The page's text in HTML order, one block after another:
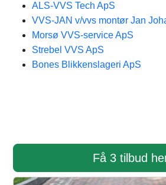
ALS-VVS Tech ApS
VVS-JAN v/vvs montør Jan
Morsø VVS-service ApS
Strebel VVS ApS
Bones Blikkenslageri ApS
Få 3 tilbud